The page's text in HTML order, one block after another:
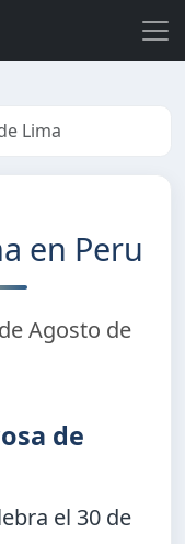
Lima
en Peru
Agosto de
de
el 30 de